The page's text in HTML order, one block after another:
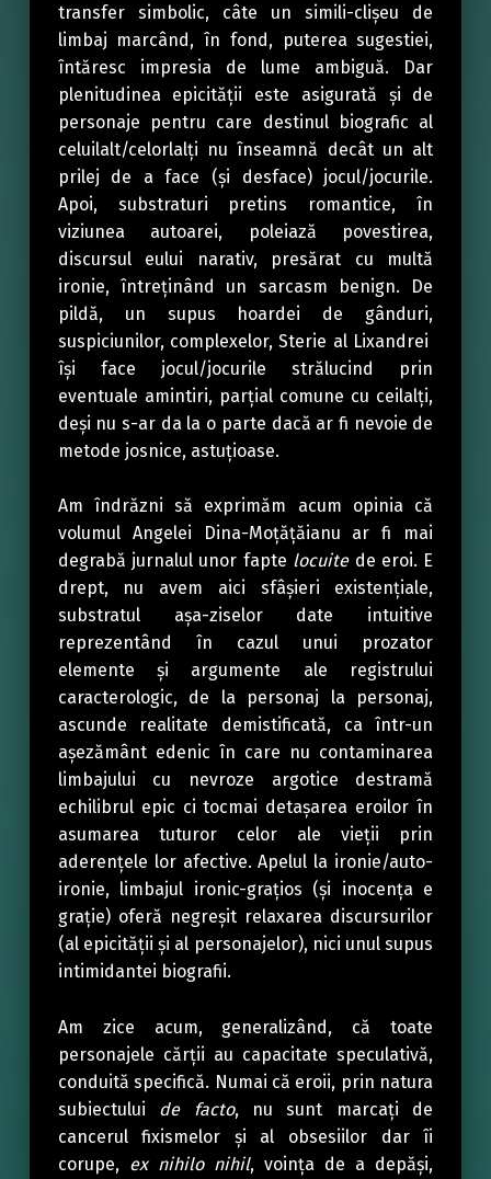
transfer simbolic, câte un simili-clișeu de
limbaj marcând, în fond, puterea sugestiei,
întăresc impresia de lume ambiguă. Dar
plenitudinea epicității este asigurată și de
personaje pentru care destinul biografic al
celuilalt/celorlalți nu înseamnă decât un alt
prilej de a face (și desface) jocul/jocurile.
Apoi, substraturi pretins romantice, în
viziunea autoarei, poleiază povestirea,
discursul eului narativ, presărat cu multă
ironie, întreținând un sarcasm benign. De
pildă, un supus hoardei de gânduri,
suspiciunilor, complexelor, Sterie al Lixandrei
își face jocul/jocurile strălucind prin
eventuale amintiri, parțial comune cu ceilalți,
deși nu s-ar da la o parte dacă ar fi nevoie de
metode josnice, astuțioase.
Am îndrăzni să exprimăm acum opinia că
volumul Angelei Dina-Moțățăianu ar fi mai
degrabă jurnalul unor fapte locuitede eroi. E
drept, nu avem aici sfâșieri existențiale,
substratul așa-ziselor date intuitive
reprezentând în cazul unui prozator
elemente și argumente ale registrului
caracterologic, de la personaj la personaj,
ascunde realitate demistificată, ca într-un
așezământ edenic în care nu contaminarea
limbajului cu nevroze argotice destramă
echilibrul epic ci tocmai detașarea eroilor în
asumarea tuturor celor ale vieții prin
aderențele lor afective. Apelul la ironie/auto-
ironie, limbajul ironic-grațios (și inocența e
grație) oferă negreșit relaxarea discursurilor
(al epicității și al personajelor), nici unul supus
intimidantei biografii.
Am zice acum, generalizând, că toate
personajele cărții au capacitate speculativă,
conduită specifică. Numai că eroii, prin natura
subiectului de facto, nu sunt marcați de
cancerul fixismelor și al obsesiilor dar îi
corupe, ex nihilo nihil, voința de a depăși,